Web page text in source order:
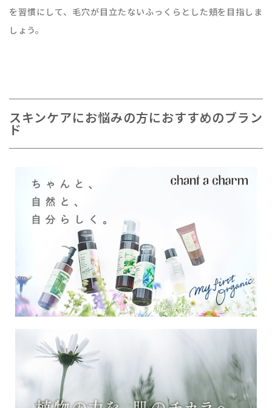
を習慣にして、毛穴が目立たないふっくらとした頬を目指しま
しょう。
スキンケアにお悩みの方におすすめのブラン
ド